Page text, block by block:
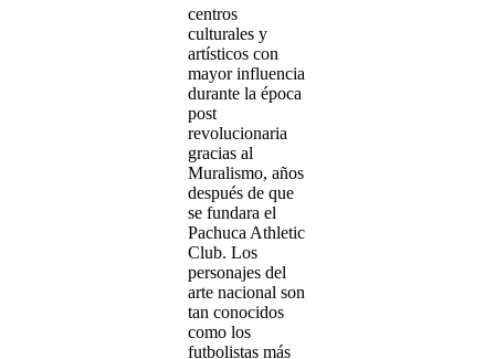
centros
culturales y
artísticos con
mayor influencia
durante la época
post
revolucionaria
gracias al
Muralismo, años
después de que
se fundara el
Pachuca Athletic
Club. Los
personajes del
arte nacional son
tan conocidos
como los
futbolistas más